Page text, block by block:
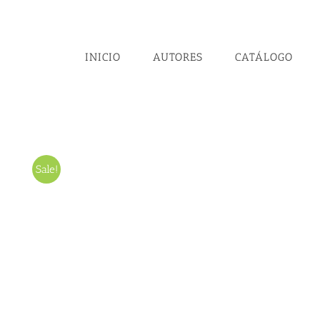
INICIO
AUTORES CATÁLOGO
Sale!